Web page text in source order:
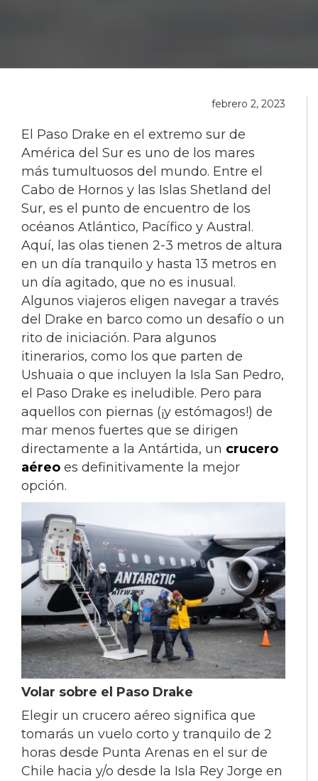
febrero 2, 2023
El Paso Drake en el extremo sur de
América del Sur es uno de los mares
más tumultuosos del mundo. Entre el
Cabo de Hornos y las Islas Shetland del
Sur, es el punto de encuentro de los
océanos Atlántico, Pacífico y Austral.
Aquí, las olas tienen 2-3 metros de altura
en un día tranquilo y hasta 13 metros en
un día agitado, que no es inusual.
Algunos viajeros eligen navegar a través
del Drake en barco como un desafío o un
rito de iniciación. Para algunos
itinerarios, como los que parten de
Ushuaia o que incluyen la Isla San Pedro,
el Paso Drake es ineludible. Pero para
aquellos con piernas (¡y estómagos!) de
mar menos fuertes que se dirigen
directamente a la Antártida, un crucero
aéreo es definitivamente la mejor
opción.
Volar sobre el Paso Drake
Elegir un crucero aéreo significa que
tomarás un vuelo corto y tranquilo de 2
horas desde Punta Arenas en el sur de
Chile hacia y/o desde la Isla Rey Jorge en